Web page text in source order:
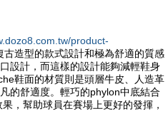
product-
造型的款式設計和極為舒適的質感
設計，而這樣的設計能夠減輕鞋身
鞋面的材質則是頭層牛皮、人造革
的舒適度。輕巧的phylon中底結合
，幫助球員在賽場上更好的發揮，